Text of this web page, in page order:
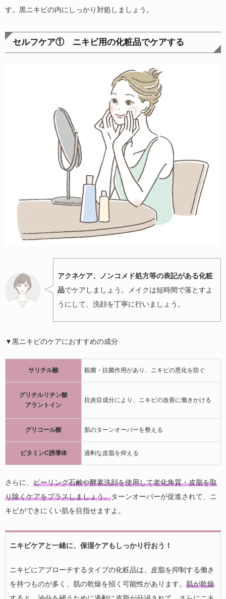
す。黒ニキビの内にしっかり対処しましょう。
セルフケア① ニキビ用の化粧品でケアする
アクネケア、ノンコメド処方等の表記がある化粧
品でケアしましょう。メイクは短時間で落とすよ
うにして、洗顔を丁寧に行いましょう。
▼黒ニキビのケアにおすすめの成分
サリチル酸 殺菌・抗菌作用があり、ニキビの悪化を防ぐ
グリチルリチン酸
アラントイン
抗炎症成分により、ニキビの改善に働きかける
グリコール酸 肌のターンオーバーを整える
ビタミンC誘導体 過剰な皮脂を抑える
さらに、 ピーリング石鹸や酵素洗顔を使用して老化角質・皮脂を取
り除くケアをプラスしましょう。ターンオーバーが促進されて、ニ
キビができにくい肌を目指せますよ。
ニキビケアと一緒に、保湿ケアもしっかり行おう！
ニキビにアプローチするタイプの化粧品は、皮脂を抑制する働き
を持つものが多く、肌の乾燥を招く可能性があります。 肌が乾燥